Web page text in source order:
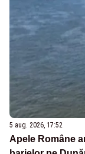
5 aug. 2026, 17:52
Apele Române